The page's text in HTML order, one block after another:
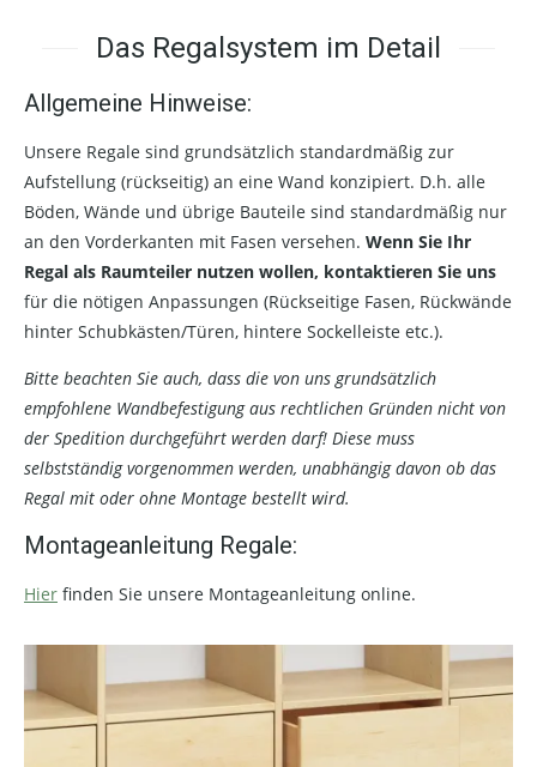
Das Regalsystem im Detail
Allgemeine Hinweise:
Unsere Regale sind grundsätzlich standardmäßig zur
Aufstellung (rückseitig) an eine Wand konzipiert. D.h. alle
Böden, Wände und übrige Bauteile sind standardmäßig nur
an den Vorderkanten mit Fasen versehen. Wenn Sie Ihr
Regal als Raumteiler nutzen wollen, kontaktieren Sie uns
für die nötigen Anpassungen (Rückseitige Fasen, Rückwände
hinter Schubkästen/Türen, hintere Sockelleiste etc.).
Bitte beachten Sie auch, dass die von uns grundsätzlich
empfohlene Wandbefestigung aus rechtlichen Gründen nicht von
der Spedition durchgeführt werden darf! Diese muss
selbstständig vorgenommen werden, unabhängig davon ob das
Regal mit oder ohne Montage bestellt wird.
Montageanleitung Regale:
Hier finden Sie unsere Montageanleitung online.